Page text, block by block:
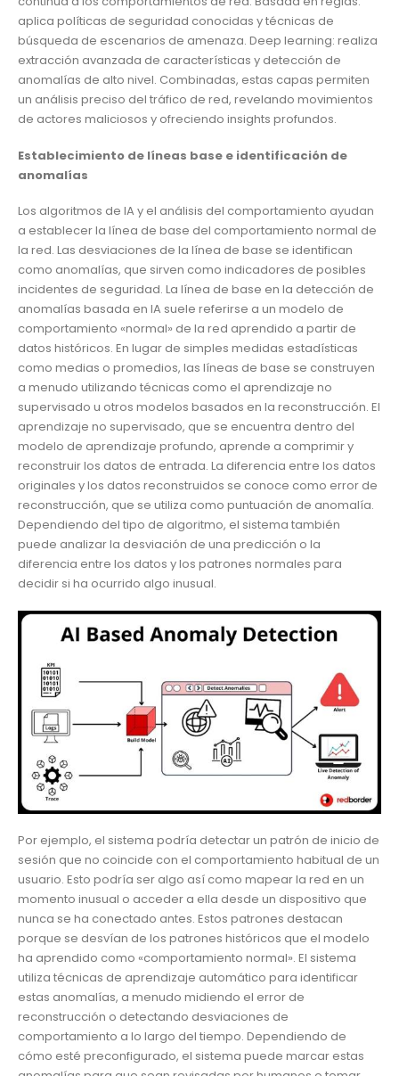
aplica políticas de seguridad conocidas y técnicas de
búsqueda de escenarios de amenaza. Deep learning: realiza
extracción avanzada de características y detección de
anomalías de alto nivel. Combinadas, estas capas permiten
un análisis preciso del tráfico de red, revelando movimientos
de actores maliciosos y ofreciendo insights profundos.
Establecimiento de líneas base e identificación de
anomalías
Los algoritmos de IA y el análisis del comportamiento ayudan
a establecer la línea de base del comportamiento normal de
la red. Las desviaciones de la línea de base se identifican
como anomalías, que sirven como indicadores de posibles
incidentes de seguridad. La línea de base en la detección de
anomalías basada en IA suele referirse a un modelo de
comportamiento «normal» de la red aprendido a partir de
datos históricos. En lugar de simples medidas estadísticas
como medias o promedios, las líneas de base se construyen
a menudo utilizando técnicas como el aprendizaje no
supervisado u otros modelos basados en la reconstrucción. El
aprendizaje no supervisado, que se encuentra dentro del
modelo de aprendizaje profundo, aprende a comprimir y
reconstruir los datos de entrada. La diferencia entre los datos
originales y los datos reconstruidos se conoce como error de
reconstrucción, que se utiliza como puntuación de anomalía.
Dependiendo del tipo de algoritmo, el sistema también
puede analizar la desviación de una predicción o la
diferencia entre los datos y los patrones normales para
decidir si ha ocurrido algo inusual.
Por ejemplo, el sistema podría detectar un patrón de inicio de
sesión que no coincide con el comportamiento habitual de un
usuario. Esto podría ser algo así como mapear la red en un
momento inusual o acceder a ella desde un dispositivo que
nunca se ha conectado antes. Estos patrones destacan
porque se desvían de los patrones históricos que el modelo
ha aprendido como «comportamiento normal». El sistema
utiliza técnicas de aprendizaje automático para identificar
estas anomalías, a menudo midiendo el error de
reconstrucción o detectando desviaciones de
comportamiento a lo largo del tiempo. Dependiendo de
cómo esté preconfigurado, el sistema puede marcar estas